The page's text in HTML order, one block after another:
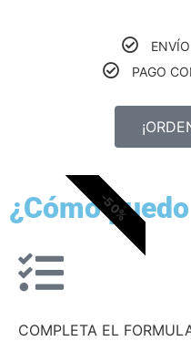
PAGO
-50%
¿Cómo
COMPLETA EL